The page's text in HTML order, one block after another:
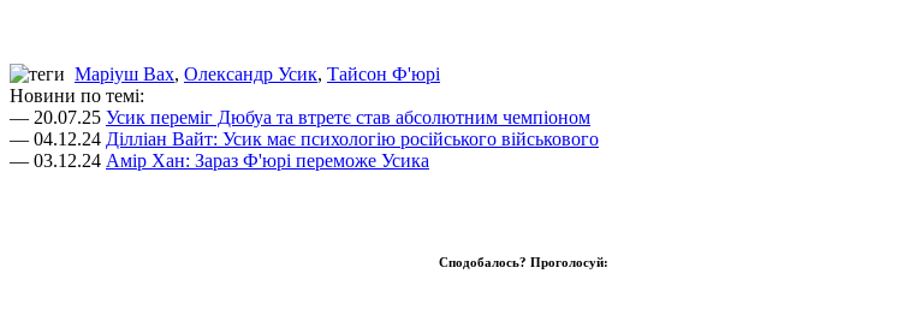
Маріуш Вах, Олександр Усик, Тайсон Ф'юрі
Новини по темі:
— 20.07.25 Усик переміг Дюбуа та втретє став абсолютним чемпіоном
— 04.12.24 Ділліан Вайт: Усик має психологію російського військового
— 03.12.24 Амір Хан: Зараз Ф'юрі переможе Усика
Сподобалось? Проголосуй: